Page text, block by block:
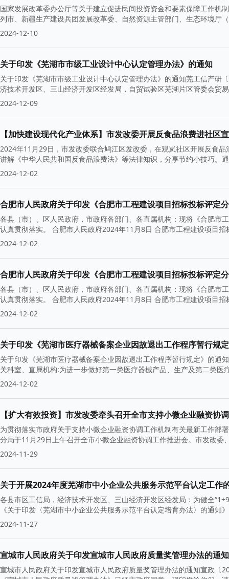
国家发展改革委办公厅等关于建立促进民间投资资金和要素保障工作
列市、新疆生产建设兵团发展改革委、自然资源主管部门、生态环境
2024-12-10
关于印发《芜湖市市级工业设计中心认定管理办法》的通知
关于印发《芜湖市市级工业设计中心认定管理办法》的通知芜工信产
济技术开发区、三山经济开发区经发局，自贸试验区芜湖片区管委会贸
2024-12-09
【加快建设现代化产业体系】市发改委开展反食品浪费进社区
2024年11月29日，市发改委联合鸠江区发改委，在观岚社区开展反食
讲解《中华人民共和国反食品浪费法》等法律知识，分享节约小技巧。
2024-12-02
合肥市人民政府关于印发《合肥市工程建设项目招标投标评定
各县（市）、区人民政府，市政府各部门、各直属机构：现将《合肥市
认真贯彻落实。 合肥市人民政府2024年11月8日 合肥市工程建设项目
2024-12-02
合肥市人民政府关于印发《合肥市工程建设项目招标投标评定
各县（市）、区人民政府，市政府各部门、各直属机构：现将《合肥市
认真贯彻落实。 合肥市人民政府2024年11月8日 合肥市工程建设项目
2024-12-02
关于印发《芜湖市医疗器械备案企业因故退出工作程序暂行规
关于印发《芜湖市医疗器械备案企业因故退出工作程序暂行规定》的
关科室、直属机构:为进一步做好第一类医疗器械产品、生产及第二类
2024-12-02
【扩大有效投资】市发改委牵头召开全市支持小微企业融资协
为贯彻落实市政府关于支持小微企业融资协调工作机制有关最新工作部
分局于11月29日上午召开全市小微企业融资协调工作推进会。市发改
2024-11-29
关于开展2024年度芜湖市中小企业公共服务示范平台认定工作
各县市区工信局，经济技术开发区、三山经济开发区经发局：为健全
《关于印发〈芜湖市中小企业公共服务示范平台认定培育办法〉的通
2024-11-27
宣城市人民政府关于印发宣城市人民政府质量奖管理办法的通知
宣城市人民政府关于印发宣城市人民政府质量奖管理办法的通知宣政〔